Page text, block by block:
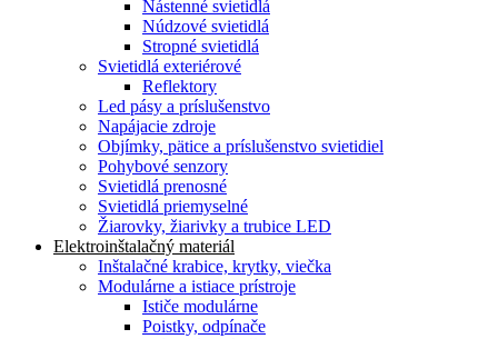
Nástenné svietidlá
Núdzové svietidlá
Stropné svietidlá
Svietidlá exteriérové
Reflektory
Led pásy a príslušenstvo
Napájacie zdroje
Objímky, pätice a príslušenstvo svietidiel
Pohybové senzory
Svietidlá prenosné
Svietidlá priemyselné
Žiarovky, žiarivky a trubice LED
Elektroinštalačný materiál
Inštalačné krabice, krytky, viečka
Modulárne a istiace prístroje
Ističe modulárne
Poistky, odpínače